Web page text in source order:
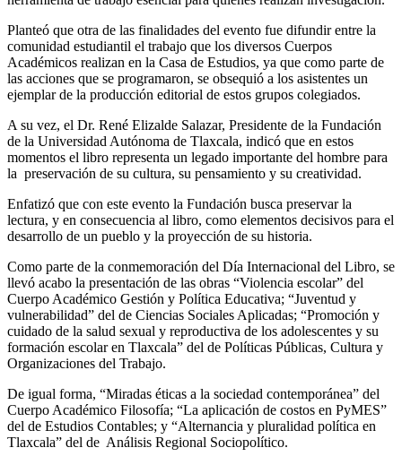
Planteó que otra de las finalidades del evento fue difundir entre la
comunidad estudiantil el trabajo que los diversos Cuerpos
Académicos realizan en la Casa de Estudios, ya que como parte de
las acciones que se programaron, se obsequió a los asistentes un
ejemplar de la producción editorial de estos grupos colegiados.
A su vez, el Dr. René Elizalde Salazar, Presidente de la Fundación
de la Universidad Autónoma de Tlaxcala, indicó que en estos
momentos el libro representa un legado importante del hombre para
la preservación de su cultura, su pensamiento y su creatividad.
Enfatizó que con este evento la Fundación busca preservar la
lectura, y en consecuencia al libro, como elementos decisivos para el
desarrollo de un pueblo y la proyección de su historia.
Como parte de la conmemoración del Día Internacional del Libro, se
llevó acabo la presentación de las obras “Violencia escolar” del
Cuerpo Académico Gestión y Política Educativa; “Juventud y
vulnerabilidad” del de Ciencias Sociales Aplicadas; “Promoción y
cuidado de la salud sexual y reproductiva de los adolescentes y su
formación escolar en Tlaxcala” del de Políticas Públicas, Cultura y
Organizaciones del Trabajo.
De igual forma, “Miradas éticas a la sociedad contemporánea” del
Cuerpo Académico Filosofía; “La aplicación de costos en PyMES”
del de Estudios Contables; y “Alternancia y pluralidad política en
Tlaxcala” del de Análisis Regional Sociopolítico.